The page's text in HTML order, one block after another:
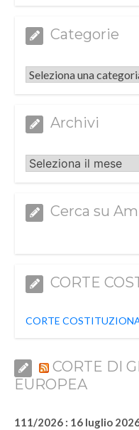
Categorie
Categorie
Archivi
Archivi
Cerca su
CORTE
CORTE
CORTE DI
EUROPEA
111/2026 : 16 luglio